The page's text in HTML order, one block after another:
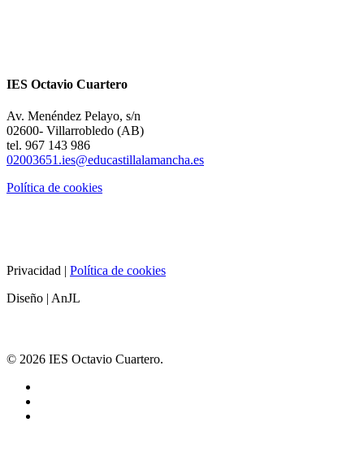
IES Octavio Cuartero
Av. Menéndez Pelayo, s/n
02600- Villarrobledo (AB)
tel. 967 143 986
02003651.ies@educastillalamancha.es
Política de cookies
Privacidad | Política de cookies
Diseño | AnJL
© 2026 IES Octavio Cuartero.